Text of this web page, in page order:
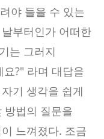
야 들을 수 있는
부터인가 어떠한
는 그러지
?" 라며 대답을
기 생각을 쉽게
방법의 질문을
느껴졌다. 조금